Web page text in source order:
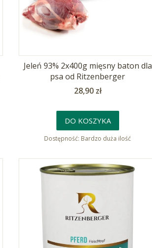
Jeleń 93% 2x400g mięsny baton dla
psa od Ritzenberger
Cena
28,90 zł
DO KOSZYKA
Dostępność: Bardzo duża ilość